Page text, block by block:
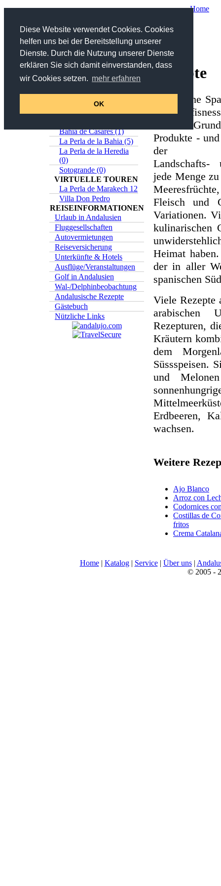
Diese Website verwendet Cookies. Cookies
helfen uns bei der Bereitstellung unserer
Dienste. Durch die Nutzung unserer Dienste
erklären Sie sich damit einverstanden, dass
wir Cookies setzen. mehr erfahren
OK
Home
Suche
in Titel und Beschreibung
Erweiterte Suche
Online-Katalog
Estepona (5)
Bahia de Casares (1)
La Perla de la Bahia (5)
La Perla de la Heredia
(0)
Sotogrande (0)
VIRTUELLE TOUREN
La Perla de Marakech 12
Villa Don Pedro
REISEINFORMATIONEN
Urlaub in Andalusien
Fluggesellschaften
Autovermietungen
Reiseversicherung
Unterkünfte & Hotels
Ausflüge/Veranstaltungen
Golf in Andalusien
Wal-/Delphinbeobachtung
Andalusische Rezepte
Gästebuch
Nützliche Links
Rezepte
Die Küche
mit
soliden
Produkte -
der
Landschafts-
jede Menge
Fleisch und
Variationen.
kulinarischen
Heimat
der in aller
spanischen
Viele Rezepte
arabischen
Rezepturen,
Kräutern
dem
Süssspeisen.
und
Erdbeeren,
wachsen.
Weitere
Ajo Blanco
Arroz con
Codornices
Costillas de
fritos
Crema
Home| Katalog| Service| Über uns|
© 2005 -